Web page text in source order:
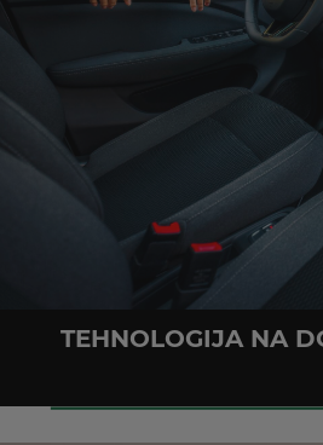
TEHNOLOGIJA NA